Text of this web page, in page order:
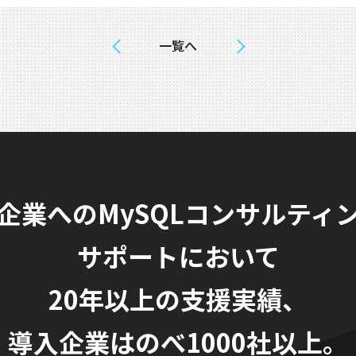
一覧へ
業へのMySQLコンサルティ
サポートにおいて
20年以上の支援実績、
導入企業はのべ1000社以上。